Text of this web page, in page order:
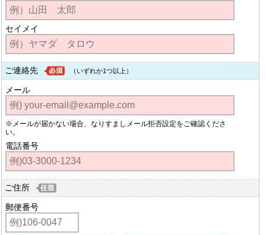
セイメイ
ご連絡先 （いずれか1つ以上）
メール
※メールが届かない場合、なりすましメール拒否設定をご確認くださ
い。
電話番号
ご住所
郵便番号